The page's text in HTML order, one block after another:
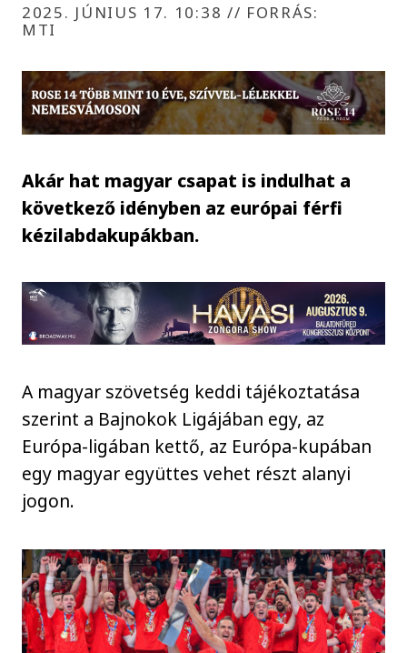
2025. JÚNIUS 17. 10:38 // FORRÁS:
MTI
Akár hat magyar csapat is indulhat a
következő idényben az európai férfi
kézilabdakupákban.
A magyar szövetség keddi tájékoztatása
szerint a Bajnokok Ligájában egy, az
Európa-ligában kettő, az Európa-kupában
egy magyar együttes vehet részt alanyi
jogon.